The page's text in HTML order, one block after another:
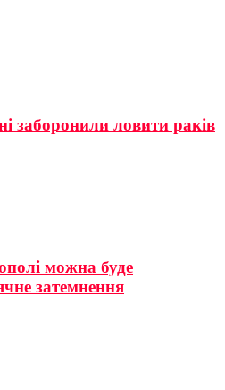
заборонили ловити раків
можна буде
затемнення